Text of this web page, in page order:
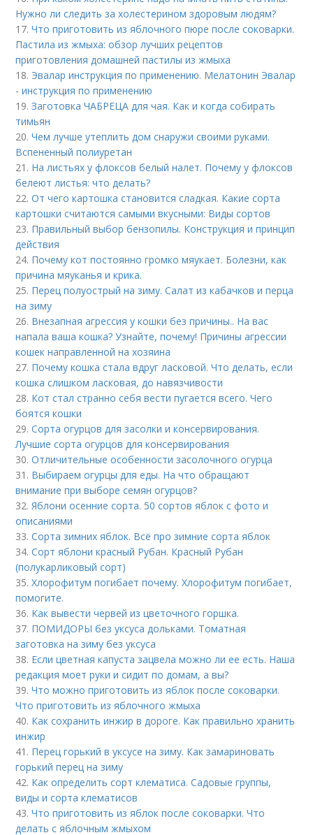
Нужно ли следить за холестерином здоровым людям?
17.Что приготовить из яблочного пюре после соковарки.
Пастила из жмыха: обзор лучших рецептов
приготовления домашней пастилы из жмыха
18. Эвалар инструкция по применению. Мелатонин Эвалар
- инструкция по применению
19.Заготовка ЧАБРЕЦА для чая. Как и когда собирать
тимьян
20.Чем лучше утеплить дом снаружи своими руками.
Вспененный полиуретан
21. На листьях у флоксов белый налет. Почему у флоксов
белеют листья: что делать?
22.От чего картошка становится сладкая. Какие сорта
картошки считаются самыми вкусными: Виды сортов
23. Правильный выбор бензопилы. Конструкция и принцип
действия
24. Почему кот постоянно громко мяукает. Болезни, как
причина мяуканья и крика.
25. Перец полуострый на зиму. Салат из кабачков и перца
на зиму
26. Внезапная агрессия у кошки без причины.. На вас
напала ваша кошка? Узнайте, почему! Причины агрессии
кошек направленной на хозяина
27. Почему кошка стала вдруг ласковой. Что делать, если
кошка слишком ласковая, до навязчивости
28. Кот стал странно себя вести пугается всего. Чего
боятся кошки
29.Сорта огурцов для засолки и консервирования.
Лучшие сорта огурцов для консервирования
30.Отличительные особенности засолочного огурца
31. Выбираем огурцы для еды. На что обращают
внимание при выборе семян огурцов?
32.Яблони осенние сорта. 50 сортов яблок с фото и
описаниями
33.Сорта зимних яблок. Всё про зимние сорта яблок
34.Сорт яблони красный Рубан. Красный Рубан
(полукарликовый сорт)
35.Хлорофитум погибает почему. Хлорофитум погибает,
помогите.
36. Как вывести червей из цветочного горшка.
37. ПОМИДОРЫ без уксуса дольками. Томатная
заготовка на зиму без уксуса
38. Если цветная капуста зацвела можно ли ее есть. Наша
редакция моет руки и сидит по домам, а вы?
39.Что можно приготовить из яблок после соковарки.
Что приготовить из яблочного жмыха
40. Как сохранить инжир в дороге. Как правильно хранить
инжир
41. Перец горький в уксусе на зиму. Как замариновать
горький перец на зиму
42. Как определить сорт клематиса. Садовые группы,
виды и сорта клематисов
43.Что приготовить из яблок после соковарки. Что
делать с яблочным жмыхом